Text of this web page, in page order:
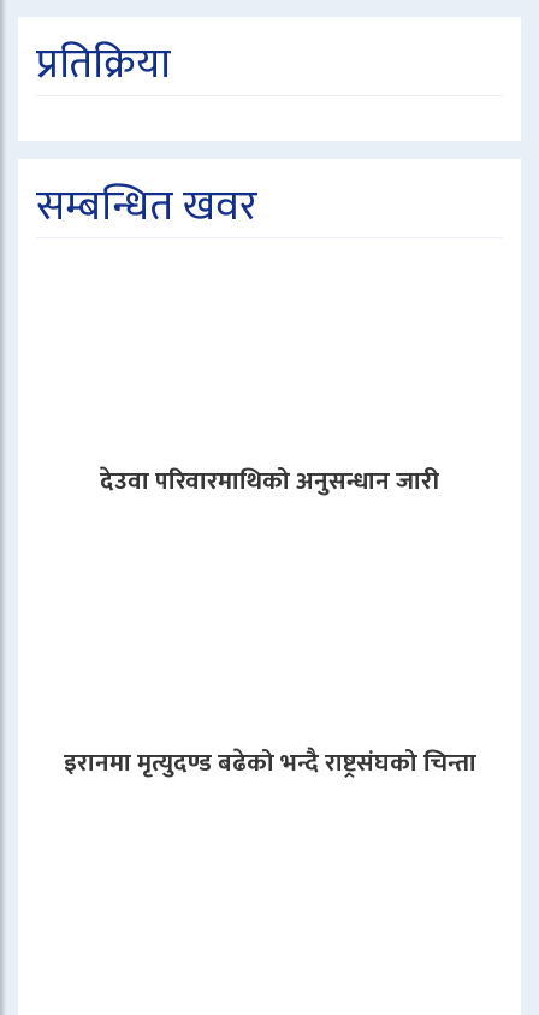
प्रतिक्रिया
सम्बन्धित खवर
देउवा परिवारमाथिको अनुसन्धान जारी
इरानमा मृत्युदण्ड बढेको भन्दै राष्ट्रसंघको चिन्ता